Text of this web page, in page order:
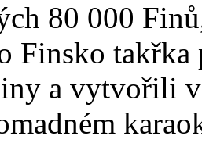
80 000
Finsko takřka
a vytvořili